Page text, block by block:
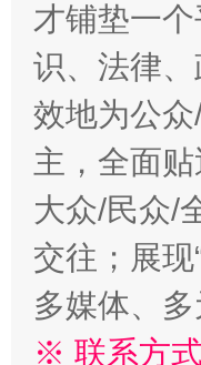
才铺垫一
识、法律
效地为公
主，全面
大众/民众/
交往；展现
多媒体、
※ 联系方式